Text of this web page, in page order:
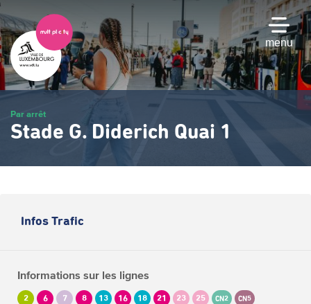
Passer
au
contenu
principal
menu
Par arrêt
Stade G. Diderich Quai 1
Infos Trafic
Informations sur les lignes
2 6 7 8 13 16 18 21 23 25 CN2 CN5